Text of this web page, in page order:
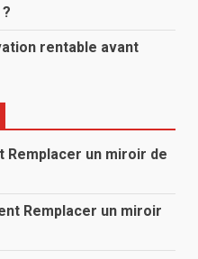
rentable avant
Remplacer un miroir de
Remplacer un miroir